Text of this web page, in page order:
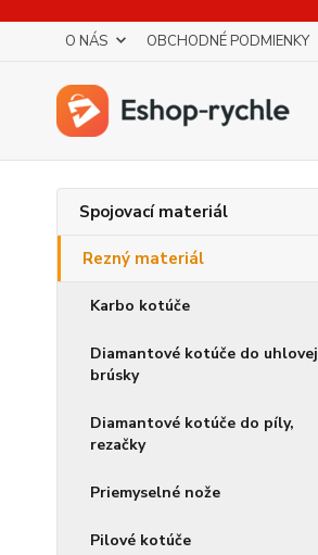
O NÁS OBCHODNÉ PODMIENKY
Spojovací materiál
Rezný materiál
Karbo kotúče
Diamantové kotúče do uhlovej
brúsky
Diamantové kotúče do píly,
rezačky
Priemyselné nože
Pilové kotúče